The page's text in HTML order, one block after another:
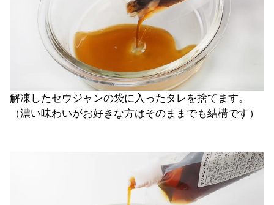
解凍したセウジャンの袋に入ったタレを捨てます。
（濃い味わいがお好きな方はそのままでも結構です）